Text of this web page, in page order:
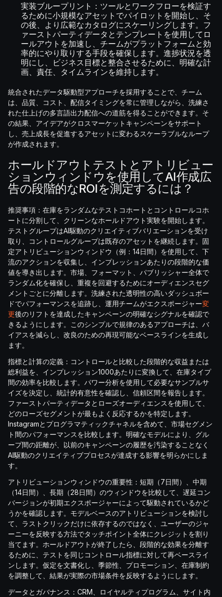
実装ブループリント：ツールとワークフローを検証す
るために小規模なアセットでパイロットを開始し、そ
の後、より広範なカタログにスケーリングします。フ
ァーストパーティデータとテンプレートを使用してロ
ールアウトを加速し、チームがプラットフォームと効
率的にやり取りする手段を確保します。進捗状況を透
明にし、ビジネス目標と整合させるために、明確な計
画、責任、タイムラインを維持します。
統合されたデータ駆動型アプローチを採用することで、チーム
は、品質、コスト、配信タイミングを常に管理しながら、洗練さ
れた仕上げの多言語出力配信への道筋を得ることができます。そ
の結果、アイデアがクロスマーケットキャンペーンをサポート
し、売上成長を促進するアセットに変わるスケーラブルなループ
が作成されます。
ホールドアウトテストとアトリビュー
ションウィンドウを使用してAI作成広
告の段階的なROIを測定するには？
推奨事項：在庫をランダムなテストコホートとコントロールコホ
ートに分割して、クリーンなホールドアウト実験を開始します。
テストグループはAI駆動のクリエイティブバリエーションを受け
取り、コントロールグループは既存のアセットを継続します。固
定アトリビューションウィンドウ（例：14日間）を使用して、下
流のアクションを収集し、インプレッションあたりの段階的な価
値を導き出します。市場、フォーマット、パブリッシャー全体で
ランダム化を確保し、重複を回避するためにオーディエンスセグ
メントごとに分離します。洗練された透明性の高いダッシュボー
ドでパフォーマンスを追跡し、運用チームがエクスポージャー変
更後のリフトを達成したキャンペーンの明確なシグナルを確認で
きるようにします。このシンプルで規律のあるアプローチは、バ
イアスを減らし、改良のための再現可能なベースラインを生成し
ます。
指標と計算の定義：コントロールと比較した段階的な収益または
総利益を、インプレッション1000あたりに変換して、在庫タイプ
間の効率を比較します。パワー分析を使用して必要なサンプルサ
イズを決定し、統計的有意性を確認し、信頼区間を報告します。
ファーストパーティデータとローズオーディエンスを使用して、
どのローズセグメントが最もよく反応するかを特定します。
Instagramとプログラマティックチャネルを含めて、市場セグメン
ト間のパフォーマンスを比較します。明確なモデルにより、グル
ープ間の距離が、以前のキャンペーンの履歴を汚染することなく
AI駆動のクリエイティブプロセスが達成する影響を明らかにしま
す。
アトリビューションウィンドウの重要性：短期（7日間）、中期
（14日間）、長期（28日間）のウィンドウを比較して、遅延コン
バージョンが初期エクスポージャーによって駆動されているかど
うかを確認します。モデルベースのアトリビューションを検討し
て、ラストクリックだけに依存するのではなく、ユーザーのジャ
ーニーを反映する方法でタッチポイント全体にクレジットを割り
当てます。ホールドアウトが終了したら、段階的な効果を分離す
るために、テストを同じコントロール指標に対して再ベースライ
ンします。仮定を文書化し、季節性、プロモーション、在庫制約
を調整して、結果が実際の市場条件を反映するようにします。
データとガバナンス：CRM、ロイヤルティプログラム、サイト内